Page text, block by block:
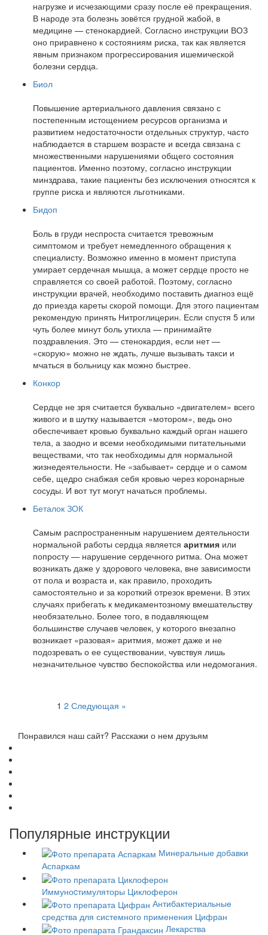
нагрузке и исчезающими сразу после её прекращения.
В народе эта болезнь зовётся грудной жабой, в
медицине — стенокардией. Согласно инструкции ВОЗ
оно приравнено к состояниям риска, так как является
явным признаком прогрессирования ишемической
болезни сердца.
Биол
Повышение артериального давления связано с
постепенным истощением ресурсов организма и
развитием недостаточности отдельных структур, часто
наблюдается в старшем возрасте и всегда связана с
множественными нарушениями общего состояния
пациентов. Именно поэтому, согласно инструкции
минздрава, такие пациенты без исключения относятся к
группе риска и являются льготниками.
Бидоп
Боль в груди неспроста считается тревожным
симптомом и требует немедленного обращения к
специалисту. Возможно именно в момент приступа
умирает сердечная мышца, а может сердце просто не
справляется со своей работой. Поэтому, согласно
инструкции врачей, необходимо поставить диагноз ещё
до приезда кареты скорой помощи. Для этого пациентам
рекомендую принять Нитроглицерин. Если спустя 5 или
чуть более минут боль утихла — принимайте
поздравления. Это — стенокардия, если нет —
«скорую» можно не ждать, лучше вызывать такси и
мчаться в больницу как можно быстрее.
Конкор
Сердце не зря считается буквально «двигателем» всего
живого и в шутку называется «мотором», ведь оно
обеспечивает кровью буквально каждый орган нашего
тела, а заодно и всеми необходимыми питательными
веществами, что так необходимы для нормальной
жизнедеятельности. Не «забывает» сердце и о самом
себе, щедро снабжая себя кровью через коронарные
сосуды. И вот тут могут начаться проблемы.
Беталок ЗОК
Самым распространенным нарушением деятельности
нормальной работы сердца является аритмия или
попросту — нарушение сердечного ритма. Она может
возникать даже у здорового человека, вне зависимости
от пола и возраста и, как правило, проходить
самостоятельно и за короткий отрезок времени. В этих
случаях прибегать к медикаментозному вмешательству
необязательно. Более того, в подавляющем
большинстве случаев человек, у которого внезапно
возникает «разовая» аритмия, может даже и не
подозревать о ее существовании, чувствуя лишь
незначительное чувство беспокойства или недомогания.
Пагинация
записей
1 2 Следующая »
Понравился наш сайт? Расскажи о нем друзьям
Популярные инструкции
Минеральные добавки
Аспаркам
Иммуноcтимуляторы Циклоферон
Антибактериальные
средства для системного применения Цифран
Лекарства